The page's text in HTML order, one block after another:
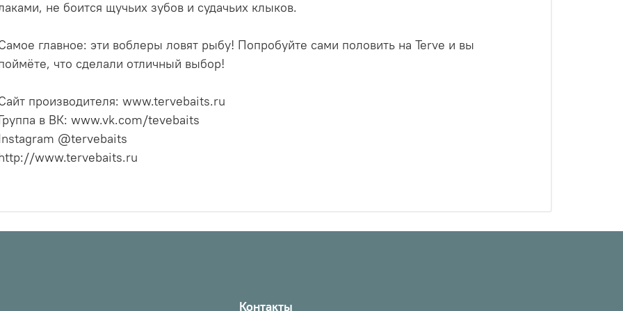
не боится щучьих зубов и судачьих клыков.
главное: эти воблеры ловят рыбу! Попробуйте сами половить на Terve и вы
что сделали отличный выбор!
производителя: www.tervebaits.ru
в ВК: www.vk.com/tevebaits
@tervebaits
www.tervebaits.ru
Контакты